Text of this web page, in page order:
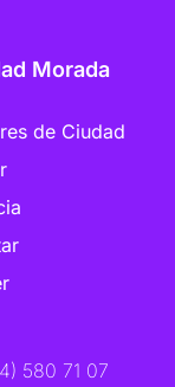
Morada
de Ciudad
580 71 07